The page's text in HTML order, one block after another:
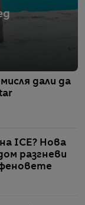
дали да
ICE? Нова
разгневи